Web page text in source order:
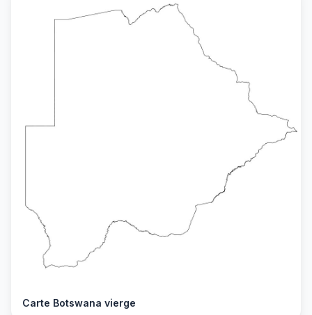
Carte Botswana vierge